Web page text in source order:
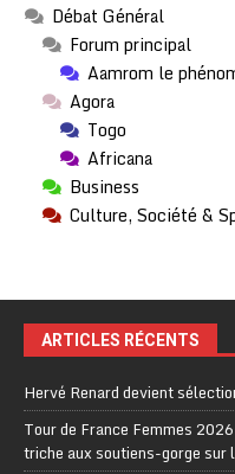
Débat Général
Forum principal
Aamrom le
Agora
Togo
Africana
Business
Culture, Société &
ARTICLES RÉCENTS
Hervé Renard devient
Tour de France Femmes
triche aux soutiens-gorge